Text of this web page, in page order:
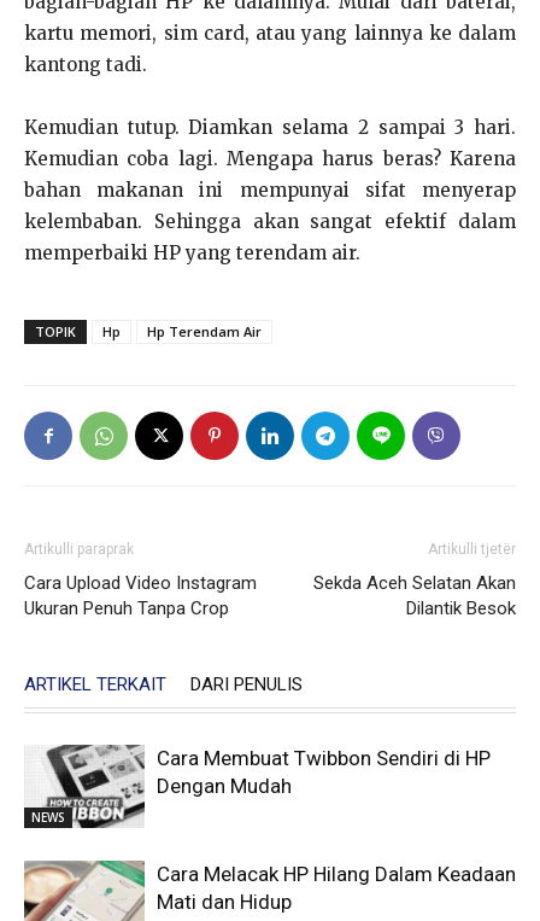
kartu memori, sim card, atau yang lainnya ke dalam
kantong tadi.
Kemudian tutup. Diamkan selama 2 sampai 3 hari.
Kemudian coba lagi. Mengapa harus beras? Karena
bahan makanan ini mempunyai sifat menyerap
kelembaban. Sehingga akan sangat efektif dalam
memperbaiki HP yang terendam air.
TOPIK Hp Hp Terendam Air
Artikulli paraprak
Cara Upload Video Instagram
Ukuran Penuh Tanpa Crop
Artikulli tjetër
Sekda Aceh Selatan Akan
Dilantik Besok
ARTIKEL TERKAIT DARI PENULIS
NEWS
Cara Membuat Twibbon Sendiri di HP
Dengan Mudah
Cara Melacak HP Hilang Dalam Keadaan
Mati dan Hidup